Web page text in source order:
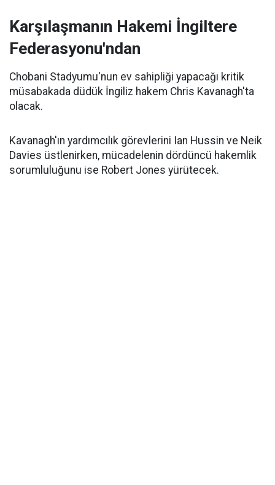
Karşılaşmanın Hakemi İngiltere
Federasyonu'ndan
Chobani Stadyumu'nun ev sahipliği yapacağı kritik
müsabakada düdük İngiliz hakem Chris Kavanagh'ta
olacak.
Kavanagh'ın yardımcılık görevlerini Ian Hussin ve Neik
Davies üstlenirken, mücadelenin dördüncü hakemlik
sorumluluğunu ise Robert Jones yürütecek.